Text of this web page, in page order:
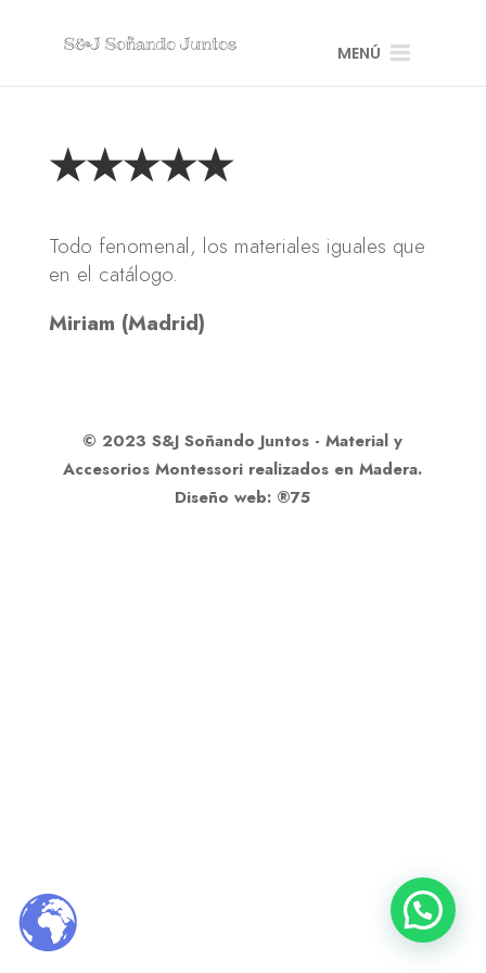
MENÚ
★★★★★
Todo fenomenal, los materiales iguales que
en el catálogo.
Miriam (Madrid)
© 2023 S&J Soñando Juntos - Material y
Accesorios Montessori realizados en Madera.
Diseño web: ®75